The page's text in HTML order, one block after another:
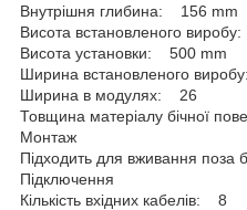
Внутрішня глибина: 156 mm
Висота встановленого
Висота установки: 500 mm
Ширина встановленого
Ширина в модулях: 26
Товщина матеріалу бічної
Монтаж
Підходить для вживання
Підключення
Кількість вхідних кабелів: 8